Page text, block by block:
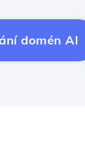
domén AI